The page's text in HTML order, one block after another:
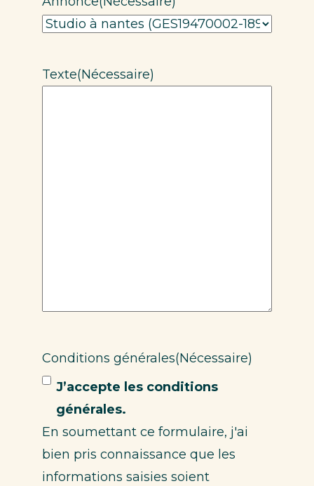
Texte(Nécessaire)
Conditions générales(Nécessaire)
J’accepte les conditions
générales.
En soumettant ce formulaire, j'ai
bien pris connaissance que les
informations saisies soient